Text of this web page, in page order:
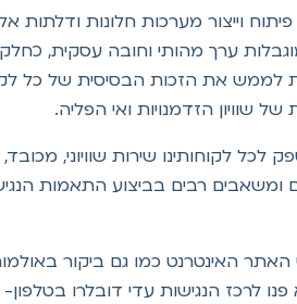
ערך מהותי וחובה עסקית,
לממש את הזכות הבסיסית של כל
שוויון הזדמנויות ואי הפליה.
שירות שוויוני, מכובד,
מושקעים מאמצים ומשאבים רבים בביצוע
האינטרנט כמו גם ביקור
עדי דובלרו בטלפון- 04-9900275 או דרך